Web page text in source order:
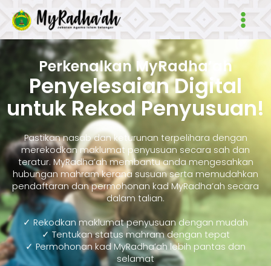
Main
Perkenalkan MyRadha’ah
Penyelesaian Digital
untuk Rekod Penyusuan!
Pastikan nasab dan keturunan terpelihara dengan
merekodkan maklumat penyusuan secara sah dan
teratur. MyRadha’ah membantu anda mengesahkan
hubungan mahram kerana susuan serta memudahkan
pendaftaran dan permohonan kad MyRadha’ah secara
dalam talian.
✓ Rekodkan maklumat penyusuan dengan mudah
✓ Tentukan status mahram dengan tepat
✓ Permohonan kad MyRadha’ah lebih pantas dan
selamat